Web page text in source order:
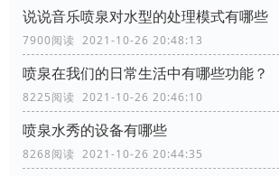
说说音乐喷泉对水型的处理模式有哪些
7900阅读 2021-10-26 20:48:13
喷泉在我们的日常生活中有哪些功能？
8225阅读 2021-10-26 20:46:10
喷泉水秀的设备有哪些
8268阅读 2021-10-26 20:44:35